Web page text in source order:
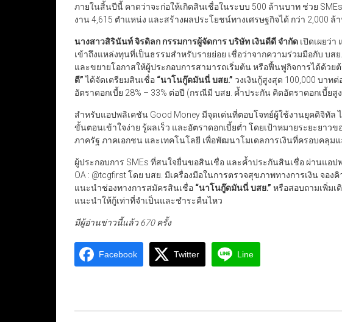
ภายในสิ้นปีนี้ คาดว่าจะก่อให้เกิดสินเชื่อในระบบ 500 ล้านบาท ช่วย
งาน 4,615 ตำแหน่ง และสร้างผลประโยชน์ทางเศรษฐกิจได้ กว่า 2,000 ล้
นางสาวสิรินันท์ จิรดิลก กรรมการผู้จัดการ บริษัท เงินดีดี จำกัด เปิดเผยว่า
เข้าถึงแหล่งทุนที่เป็นธรรมสำหรับรายย่อย เชื่อว่าจากความร่วมมือกับ บส
และขยายโอกาสให้ผู้ประกอบการสามารถเริ่มต้น หรือฟื้นฟูกิจการได้ด้ว
ดี”ได้จัดเตรียมสินเชื่อ “นาโนกู๊ดมันนี่ บสย.” วงเงินกู้สูงสุด 100,000 บาท
อัตราดอกเบี้ย 28% – 33% ต่อปี (กรณีมี บสย. ค้ำประกัน คิดอัตราดอกเบี้ยสู
สำหรับแอปพลิเคชัน Good Money มีจุดเด่นที่ตอบโจทย์ผู้ใช้งานยุคดิจิทัล
ขั้นตอนเข้าใจง่าย รู้ผลเร็ว และอัตราดอกเบี้ยต่ำ โดยเป้าหมายระยะยาว
ภาครัฐ ภาคเอกชน และเทคโนโลยี เพื่อพัฒนาโมเดลการเงินที่ครอบคลุม
ผู้ประกอบการ SMEs ที่สนใจยื่นขอสินเชื่อ และค้ำประกันสินเชื่อ ผ่านแอป
OA : @tcgfirst โดย บสย. มีเครื่องมือในการตรวจสุขภาพทางการเงิน จอ
แนะนำช่องทางการสมัครสินเชื่อ “นาโนกู๊ดมันนี่ บสย.” หรือสอบถามเพิ่มเ
แนะนำให้กู้เท่าที่จำเป็นและชำระคืนไหว
มีผู้อ่านข่าวนี้แล้ว 670 ครั้ง
Facebook Twitter Line